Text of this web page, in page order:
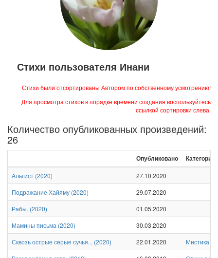
Стихи пользователя Инани
Стихи были отсортированы Автором по собственному усмотрению!
Для просмотра стихов в порядке времени создания воспользуйтесь
ссылкой сортировки слева.
Количество опубликованных произведений:
26
Опубликовано Категории
Альтист (2020)
27.10.2020
Подражание Хайяму (2020)
29.07.2020
Рабы. (2020)
01.05.2020
Мамины письма (2020)
30.03.2020
Сквозь острые серые сучья... (2020) 22.01.2020
Мистика